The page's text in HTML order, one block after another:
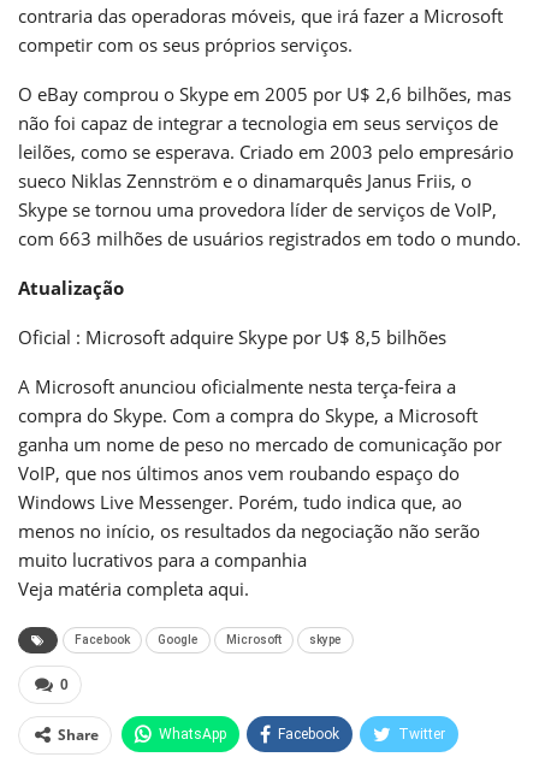
contraria das operadoras móveis, que irá fazer a Microsoft
competir com os seus próprios serviços.
O eBay comprou o Skype em 2005 por U$ 2,6 bilhões, mas
não foi capaz de integrar a tecnologia em seus serviços de
leilões, como se esperava. Criado em 2003 pelo empresário
sueco Niklas Zennström e o dinamarquês Janus Friis, o
Skype se tornou uma provedora líder de serviços de VoIP,
com 663 milhões de usuários registrados em todo o mundo.
Atualização
Oficial : Microsoft adquire Skype por U$ 8,5 bilhões
A Microsoft anunciou oficialmente nesta terça-feira a
compra do Skype. Com a compra do Skype, a Microsoft
ganha um nome de peso no mercado de comunicação por
VoIP, que nos últimos anos vem roubando espaço do
Windows Live Messenger. Porém, tudo indica que, ao
menos no início, os resultados da negociação não serão
muito lucrativos para a companhia
Veja matéria completa aqui.
Facebook Google Microsoft skype
0
Share WhatsApp Facebook Twitter